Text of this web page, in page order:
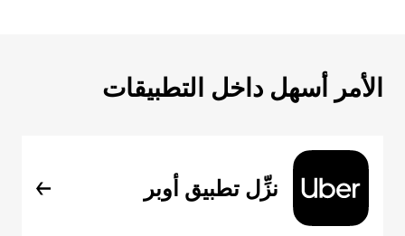
الأمر أسهل داخل التطبيقات
نزِّل تطبيق أوبر